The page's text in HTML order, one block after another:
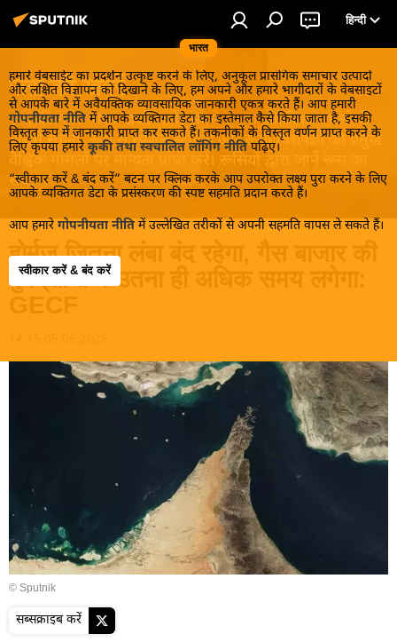
भारत
हिन्दी
हमारे वेबसाईट का प्रदर्शन उत्कृष्ट करने के लिए, अनुकूल प्रासंगिक समाचार उत्पादों
और लक्षित विज्ञापन को दिखाने के लिए, हम अपने और हमारे भागीदारों के वेबसाइटों
से आपके बारे में अवैयक्तिक व्यावसायिक जानकारी एकत्र करते हैं। आप हमारी
गोपनीयता नीति में आपके व्यक्तिगत डेटा का इस्तेमाल कैसे किया जाता है, इसकी
विस्तृत रूप में जानकारी प्राप्त कर सकते हैं। तकनीकों के विस्तृत वर्णन प्राप्त करने के
लिए कृपया हमारे कूकी तथा स्वचालित लॉगिंग नीति पढ़िए।
“स्वीकार करें & बंद करें” बटन पर क्लिक करके आप उपरोक्त लक्ष्य पुरा करने के लिए
आपके व्यक्तिगत डेटा के प्रसंस्करण की स्पष्ट सहमति प्रदान करते हैं।
आप हमारे गोपनीयता नीति में उल्लेखित तरीकों से अपनी सहमति वापस ले सकते हैं।
स्वीकार करें & बंद करें
रूस की खबरें
रूस की गरमा-गरम खबरें जानें! सबसे रोचक आंतरिक मामलों के
बारे में सूचना, रूस से स्पेशल स्टोरीस और रूसी विशेषज्ञों की प्रमुख
वैश्विक मामलों पर मान्यता प्राप्त करें। रूसियों द्वारा जानें रूस का
सच!
होर्मुज जितना लंबा बंद रहेगा, गैस बाजार की
पुनर्प्राप्ति में उतना ही अधिक समय लगेगा:
© Sputnik
सब्सक्राइब करें